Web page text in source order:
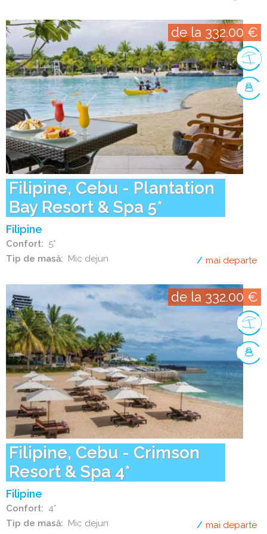
Filipine, Cebu - Plantation
Bay Resort & Spa 5*
Filipine
Confort
5*
Tip de masă
Mic dejun
de la 332.00 €
mai departe
Filipine, Cebu - Crimson
Resort & Spa 4*
Filipine
Confort
4*
Tip de masă
Mic dejun
de la 332.00 €
mai departe